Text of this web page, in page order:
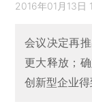
2016年01月13日
会议决定再
更大释放；
创新型企业